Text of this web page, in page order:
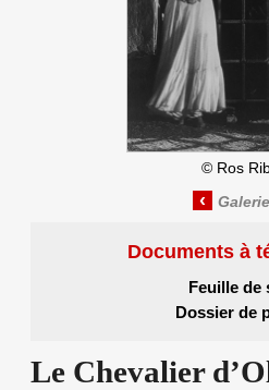
© Ros
‹
Documents à
Feuille de
Dossier de
Le Chevalier